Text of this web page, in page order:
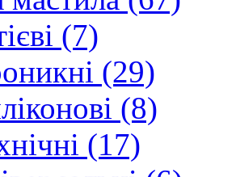
(7)
(29)
(8)
(17)